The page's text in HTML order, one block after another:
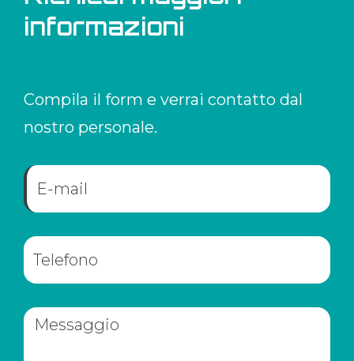
informazioni
Compila il form e verrai contatto dal
nostro personale.